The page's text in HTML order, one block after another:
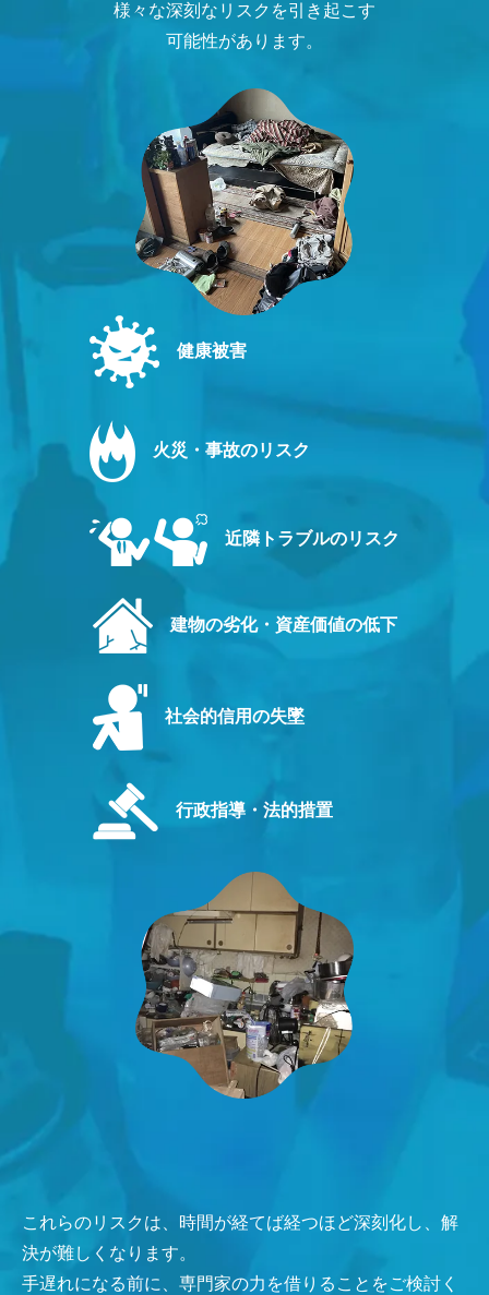
様々な深刻なリスクを引き起こす
可能性があります。
健康被害
火災・事故のリスク
近隣トラブルのリスク
建物の劣化・資産価値の低下
社会的信用の失墜
行政指導・法的措置
これらのリスクは、時間が経てば経つほど深刻化し、解
決が難しくなります。
手遅れになる前に、専門家の力を借りることをご検討く